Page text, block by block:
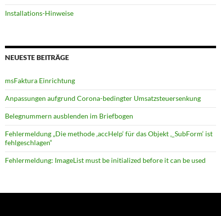
Installations-Hinweise
NEUESTE BEITRÄGE
msFaktura Einrichtung
Anpassungen aufgrund Corona-bedingter Umsatz­steuer­senkung
Belegnummern ausblenden im Briefbogen
Fehlermeldung „Die methode ‚accHelp‘ für das Objekt ‚_SubForm‘ ist
fehlgeschlagen“
Fehlermeldung: ImageList must be initialized before it can be used